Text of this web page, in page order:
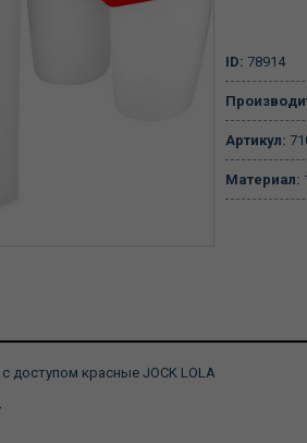
ID: 78914
Артикул:
Материал:
доступом красные JOCK LOLA